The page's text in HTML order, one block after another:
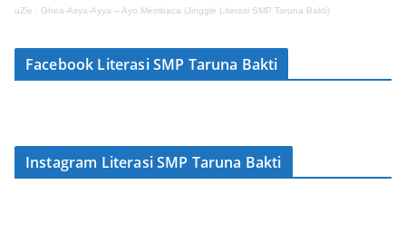
uZie · Ghea-Asya-Ayya – Ayo Membaca (Jinggle Literasi SMP Taruna Bakti)
Facebook Literasi SMP Taruna Bakti
Instagram Literasi SMP Taruna Bakti